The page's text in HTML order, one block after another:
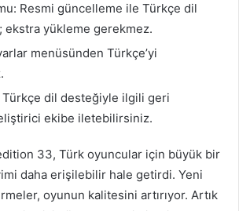
Resmi güncelleme ile Türkçe dil
ekstra yükleme gerekmez.
menüsünden Türkçe’yi
dil desteğiyle ilgili geri
ekibe iletebilirsiniz.
33, Türk oyuncular için büyük bir
daha erişilebilir hale getirdi. Yeni
oyunun kalitesini artırıyor. Artık